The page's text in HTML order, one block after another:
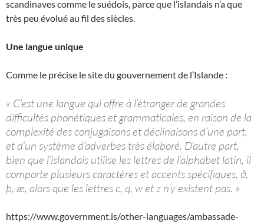
scandinaves comme le suédois, parce que l’islandais n’a que
très peu évolué au fil des siècles.
Une langue unique
Comme le précise le site du gouvernement de l’Islande :
« C’est une langue qui offre à l’étranger de grandes
difficultés phonétiques et grammaticales, en raison de la
complexité des conjugaisons et déclinaisons d’une part,
et d’un système d’adverbes très élaboré. D’autre part,
bien que l’islandais utilise les lettres de l’alphabet latin, il
comporte plusieurs caractères et accents spécifiques, ð,
þ, æ, alors que les lettres c, q, w et z n’y existent pas. »
https://www.government.is/other-languages/ambassade-